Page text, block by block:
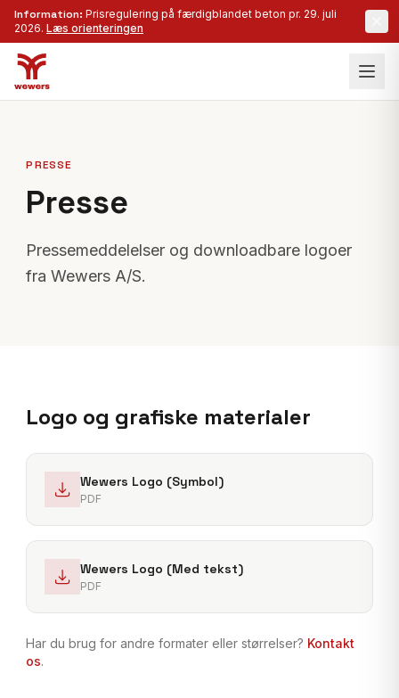
Information: Prisregulering på færdigblandet beton pr. 29. juli
2026. Læs orienteringen
PRESSE
Presse
Pressemeddelelser og downloadbare logoer
fra Wewers A/S.
Logo og grafiske materialer
Wewers Logo (Symbol)
PDF
Wewers Logo (Med tekst)
PDF
Har du brug for andre formater eller størrelser? Kontakt
os.